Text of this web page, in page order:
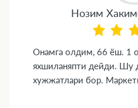
Нозим
Онамга олдим, 66 ёш. 1
яхшиланяпти дейди. Шу
хужжатлари бор.